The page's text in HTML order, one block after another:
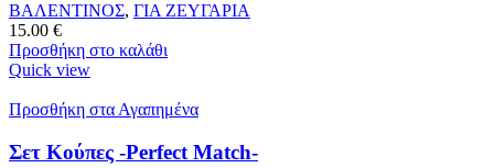
ΒΑΛΕΝΤΙΝΟΣ, ΓΙΑ ΖΕΥΓΑΡΙΑ
15.00 €
Προσθήκη στο καλάθι
Quick view
Προσθήκη στα Αγαπημένα
Σετ Κούπες -Perfect Match-